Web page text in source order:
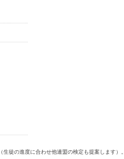
（生徒の進度に合わせ他連盟の検定も提案します）。